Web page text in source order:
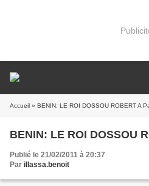
Accueil » BENIN: LE ROI DOSSOU ROBERT A
BENIN: LE ROI DOSSOU
Publié le 21/02/2011 à 20:37
Par illassa.benoit